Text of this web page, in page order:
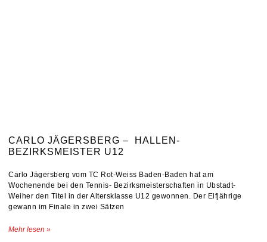
CARLO JÄGERSBERG – HALLEN-
BEZIRKSMEISTER U12
Carlo Jägersberg vom TC Rot-Weiss Baden-Baden hat am
Wochenende bei den Tennis- Bezirksmeisterschaften in Ubstadt-
Weiher den Titel in der Altersklasse U12 gewonnen. Der Elfjährige
gewann im Finale in zwei Sätzen
Mehr lesen »